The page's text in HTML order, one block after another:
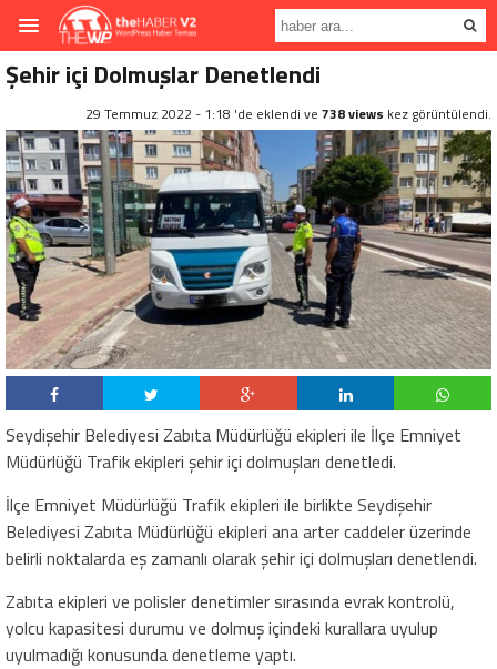
Şehir içi Dolmuşlar Denetlendi
29 Temmuz 2022 - 1:18 'de eklendi ve 738 views kez görüntülendi.
Seydişehir Belediyesi Zabıta Müdürlüğü ekipleri ile İlçe Emniyet
Müdürlüğü Trafik ekipleri şehir içi dolmuşları denetledi.
İlçe Emniyet Müdürlüğü Trafik ekipleri ile birlikte Seydişehir
Belediyesi Zabıta Müdürlüğü ekipleri ana arter caddeler üzerinde
belirli noktalarda eş zamanlı olarak şehir içi dolmuşları denetlendi.
Zabıta ekipleri ve polisler denetimler sırasında evrak kontrolü,
yolcu kapasitesi durumu ve dolmuş içindeki kurallara uyulup
uyulmadığı konusunda denetleme yaptı.